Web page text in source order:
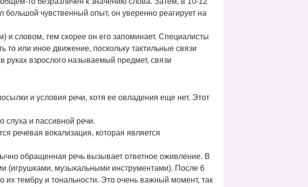
чувственный опыт, он уверенно реагирует на
словом, тем скорее он его запоминает. Специалисты
то или иное движение, поскольку тактильные связи
взрослого называемый предмет, связи
и условия речи, хотя ее овладения еще нет. Этот
слуха и пассивной речи.
речевая вокализация, которая является
обращенная речь вызывает ответное оживление. В
(игрушками, музыкальными инструментами). После 6
тембру и тональности. Это очень важный момент, так